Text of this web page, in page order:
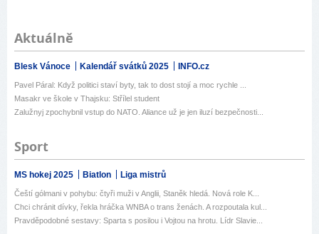
Aktuálně
Blesk Vánoce Kalendář svátků 2025 INFO.cz
Pavel Páral: Když politici staví byty, tak to dost stojí a moc rychle ...
Masakr ve škole v Thajsku: Střílel student
Zalužnyj zpochybnil vstup do NATO. Aliance už je jen iluzí bezpečnosti...
Sport
MS hokej 2025 Biatlon Liga mistrů
Čeští gólmani v pohybu: čtyři muži v Anglii, Staněk hledá. Nová role K...
Chci chránit dívky, řekla hráčka WNBA o trans ženách. A rozpoutala kul...
Pravděpodobné sestavy: Sparta s posilou i Vojtou na hrotu. Lídr Slavie...